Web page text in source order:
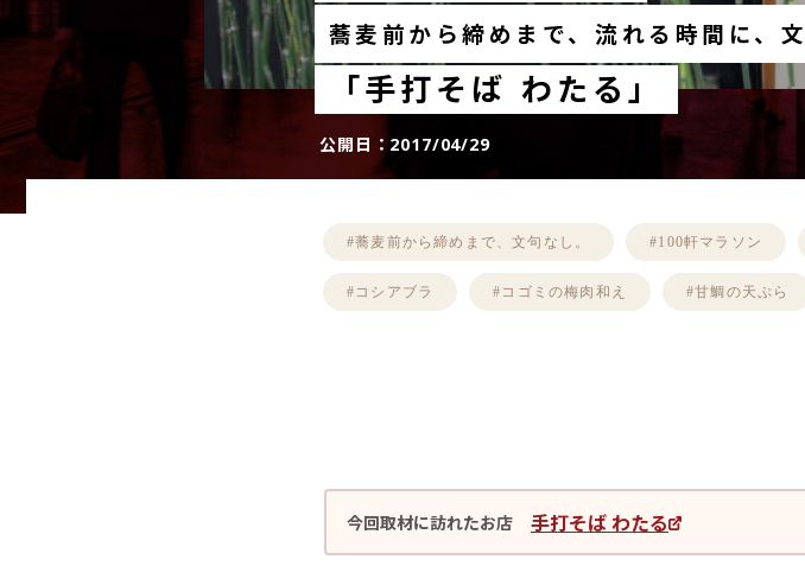
蕎麦前から締めまで、流れる時間に、文
「手打そば わたる」
公開日： 2017/04/29
#蕎麦前から締めまで、文句なし。 #100軒マラソン
#コシアブラ #コゴミの梅肉和え #甘鯛の天ぷら
今回取材に訪れたお店 手打そば わたる